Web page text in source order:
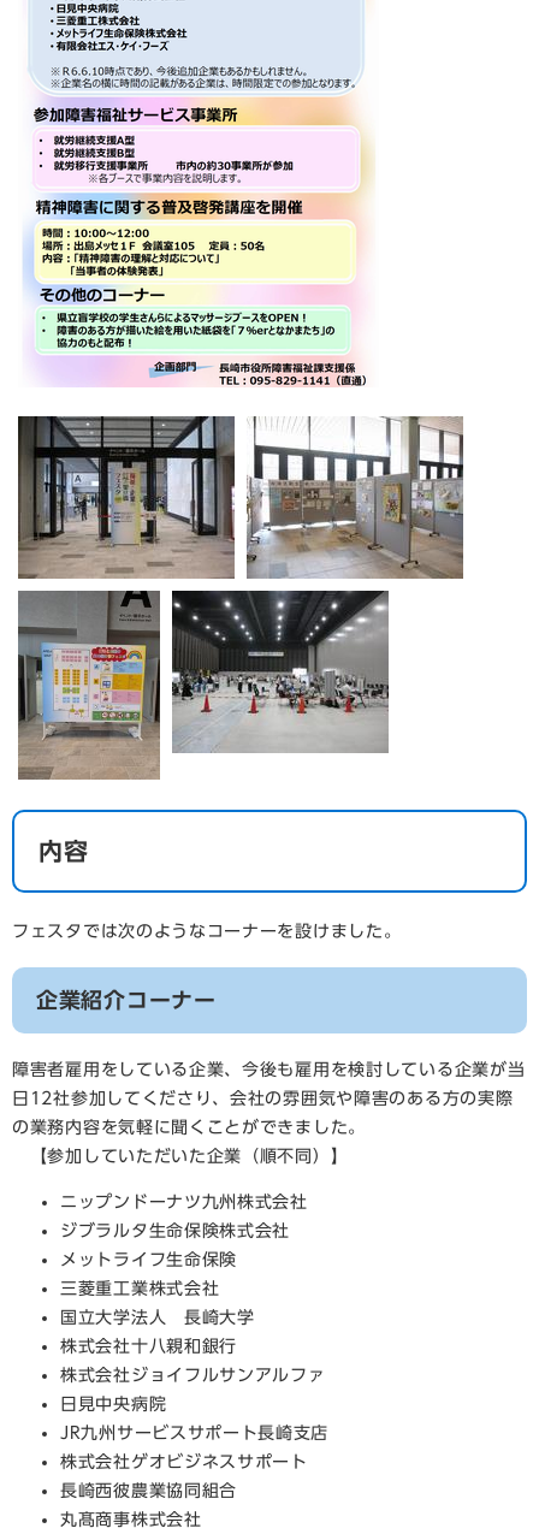
内容
フェスタでは次のようなコーナーを設けました。
企業紹介コーナー
障害者雇用をしている企業、今後も雇用を検討している企業が当
日12社参加してくださり、会社の雰囲気や障害のある方の実際
の業務内容を気軽に聞くことができました。
【参加していただいた企業（順不同）】
ニップンドーナツ九州株式会社
ジブラルタ生命保険株式会社
メットライフ生命保険
三菱重工業株式会社
国立大学法人 長崎大学
株式会社十八親和銀行
株式会社ジョイフルサンアルファ
日見中央病院
JR九州サービスサポート長崎支店
株式会社ゲオビジネスサポート
長崎西彼農業協同組合
丸髙商事株式会社